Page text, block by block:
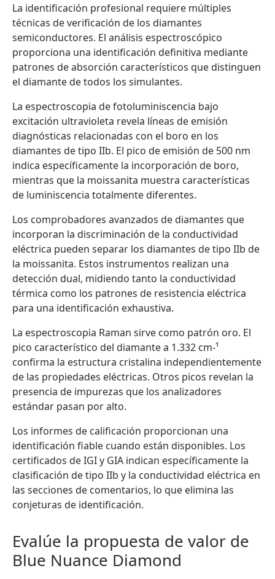
La identificación profesional requiere múltiples
técnicas de verificación de los diamantes
semiconductores. El análisis espectroscópico
proporciona una identificación definitiva mediante
patrones de absorción característicos que distinguen
el diamante de todos los simulantes.
La espectroscopia de fotoluminiscencia bajo
excitación ultravioleta revela líneas de emisión
diagnósticas relacionadas con el boro en los
diamantes de tipo IIb. El pico de emisión de 500 nm
indica específicamente la incorporación de boro,
mientras que la moissanita muestra características
de luminiscencia totalmente diferentes.
Los comprobadores avanzados de diamantes que
incorporan la discriminación de la conductividad
eléctrica pueden separar los diamantes de tipo IIb de
la moissanita. Estos instrumentos realizan una
detección dual, midiendo tanto la conductividad
térmica como los patrones de resistencia eléctrica
para una identificación exhaustiva.
La espectroscopia Raman sirve como patrón oro. El
pico característico del diamante a 1.332 cm-¹
confirma la estructura cristalina independientemente
de las propiedades eléctricas. Otros picos revelan la
presencia de impurezas que los analizadores
estándar pasan por alto.
Los informes de calificación proporcionan una
identificación fiable cuando están disponibles. Los
certificados de IGI y GIA indican específicamente la
clasificación de tipo IIb y la conductividad eléctrica en
las secciones de comentarios, lo que elimina las
conjeturas de identificación.
Evalúe la propuesta de valor de
Blue Nuance Diamond